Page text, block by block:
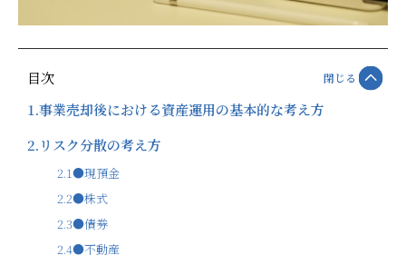
目次 閉じる
1.事業売却後における資産運用の基本的な考え方
2.リスク分散の考え方
2.1●現預金
2.2●株式
2.3●債券
2.4●不動産